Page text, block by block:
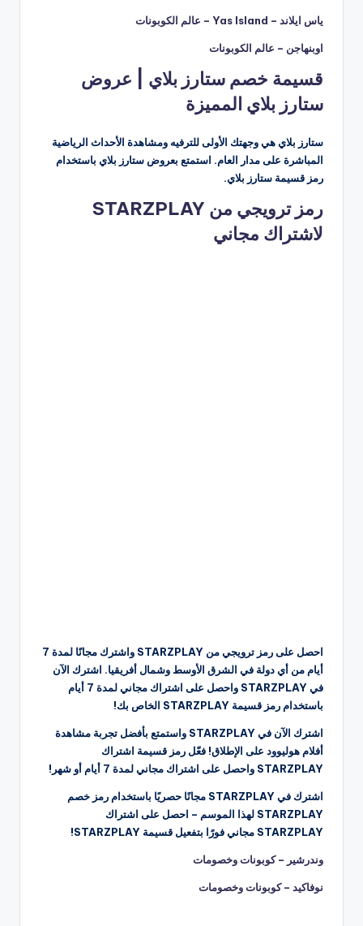
ياس ايلاند – Yas Island – عالم الكوبونات
اوبنهاجن – عالم الكوبونات
قسيمة خصم ستارز بلاي | عروض
ستارز بلاي المميزة
ستارز بلاي هي وجهتك الأولى للترفيه ومشاهدة الأحداث الرياضية
المباشرة على مدار العام. استمتع بعروض ستارز بلاي باستخدام
رمز قسيمة ستارز بلاي.
رمز ترويجي من STARZPLAY
لاشتراك مجاني
احصل على رمز ترويجي من STARZPLAY واشترك مجانًا لمدة 7
أيام من أي دولة في الشرق الأوسط وشمال أفريقيا. اشترك الآن
في STARZPLAY واحصل على اشتراك مجاني لمدة 7 أيام
باستخدام رمز قسيمة STARZPLAY الخاص بك!
اشترك الآن في STARZPLAY واستمتع بأفضل تجربة مشاهدة
أفلام هوليوود على الإطلاق! فعّل رمز قسيمة اشتراك
STARZPLAY واحصل على اشتراك مجاني لمدة 7 أيام أو شهر!
اشترك في STARZPLAY مجانًا حصريًا باستخدام رمز خصم
STARZPLAY لهذا الموسم – احصل على اشتراك
STARZPLAY مجاني فورًا بتفعيل قسيمة STARZPLAY!
وندرشير – كوبونات وخصومات
نوفاكيد – كوبونات وخصومات